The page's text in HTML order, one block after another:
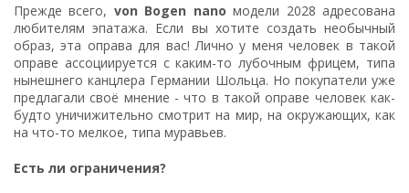
Прежде всего, von Bogen nano модели 2028 адресована
любителям эпатажа. Если вы хотите создать необычный
образ, эта оправа для вас! Лично у меня человек в такой
оправе ассоциируется с каким-то лубочным фрицем, типа
нынешнего канцлера Германии Шольца. Но покупатели уже
предлагали своё мнение - что в такой оправе человек как-
будто уничижительно смотрит на мир, на окружающих, как
на что-то мелкое, типа муравьев.
Есть ли ограничения?